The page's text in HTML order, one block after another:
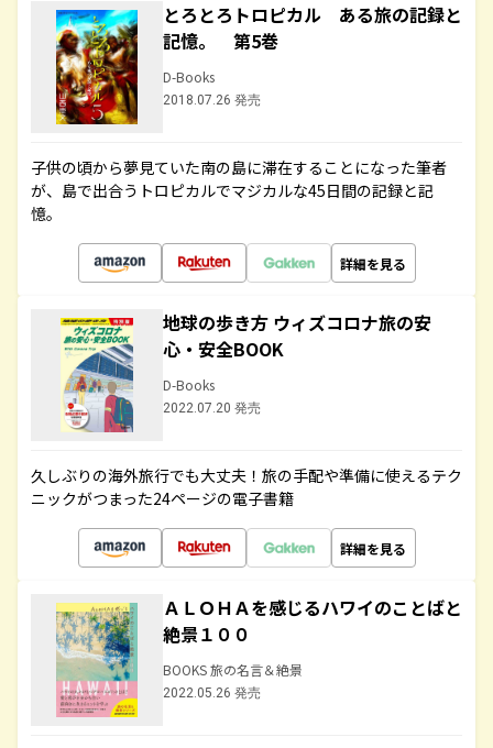
とろとろトロピカル ある旅の記録と
記憶。 第5巻
D-Books
2018.07.26 発売
子供の頃から夢見ていた南の島に滞在することになった筆者
が、島で出合うトロピカルでマジカルな45日間の記録と記
憶。
詳細を見る
地球の歩き方 ウィズコロナ旅の安
心・安全BOOK
D-Books
2022.07.20 発売
久しぶりの海外旅行でも大丈夫！旅の手配や準備に使えるテク
ニックがつまった24ページの電子書籍
詳細を見る
ＡＬＯＨＡを感じるハワイのことばと
絶景１００
BOOKS 旅の名言＆絶景
2022.05.26 発売